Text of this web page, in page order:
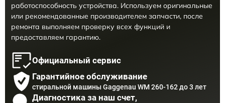
работоспособность устройства. Используем оригинальные
или рекомендованные производителем запчасти, после
ремонта выполняем проверку всех функций и
предоставляем гарантию.
Официальный сервис
Гарантийное обслуживание
стиральной машины Gaggenau WM 260-162 до 3 лет
Диагностика за наш счет,